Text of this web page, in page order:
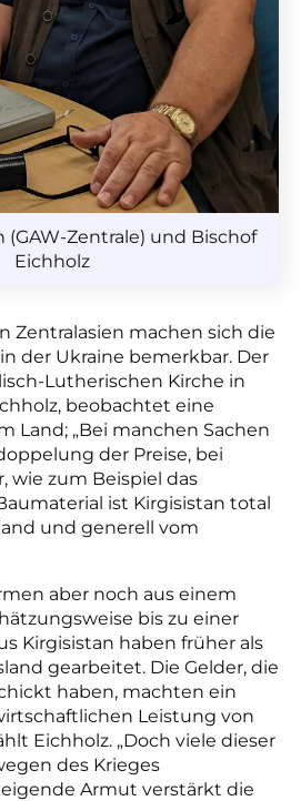
(GAW-Zentrale) und Bischof
Eichholz
Zentralasien machen sich die
der Ukraine bemerkbar. Der
Lutherischen Kirche in
beobachtet eine
Land; „Bei manchen Sachen
der Preise, bei
wie zum Beispiel das
ist Kirgisistan total
und generell vom
aber noch aus einem
bis zu einer
Kirgisistan haben früher als
gearbeitet. Die Gelder, die
haben, machten ein
Leistung von
Eichholz. „Doch viele dieser
des Krieges
Armut verstärkt die